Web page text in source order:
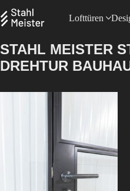
Lofttüren
STAHL MEISTER
DREHTUR